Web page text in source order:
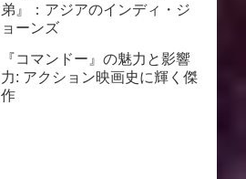
弟』：アジアのインディ・ジ
ョーンズ
『コマンドー』の魅力と影響
力: アクション映画史に輝く傑
作